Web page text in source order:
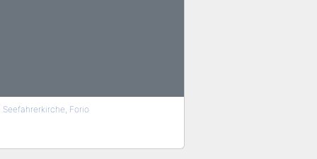
Seefahrerkirche, Forio